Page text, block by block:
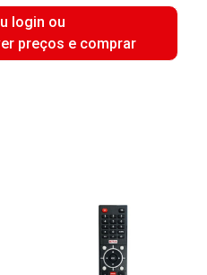
login ou
preços e comprar